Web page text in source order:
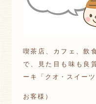
喫茶店、カフェ、飲
で、見た目も味も良
ーキ「クオ・スイー
お客様）